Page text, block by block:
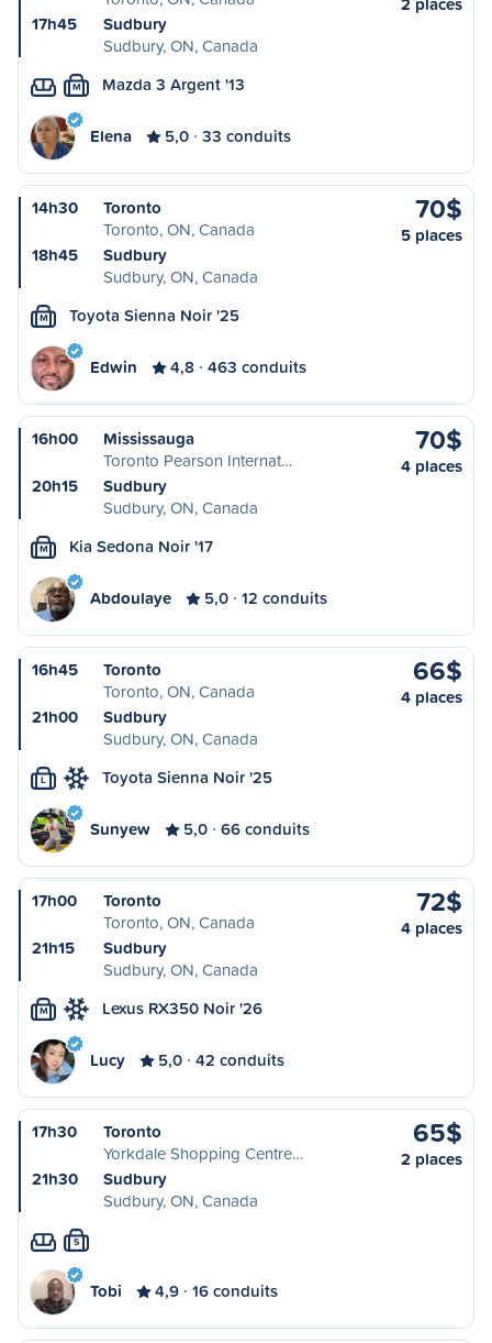
17h45
Sudbury
Sudbury, ON, Canada
M Mazda 3 Argent '13
Elena 5,0 33 conduits
14h30
Toronto
Toronto, ON, Canada
18h45
Sudbury
Sudbury, ON, Canada
70$
5 places
M Toyota Sienna Noir '25
Edwin 4,8 463 conduits
16h00
Mississauga
Toronto Pearson Internat…
20h15
Sudbury
Sudbury, ON, Canada
70$
4 places
M Kia Sedona Noir '17
Abdoulaye 5,0 12 conduits
16h45
Toronto
Toronto, ON, Canada
21h00
Sudbury
Sudbury, ON, Canada
66$
4 places
L Toyota Sienna Noir '25
Sunyew 5,0 66 conduits
17h00
Toronto
Toronto, ON, Canada
21h15
Sudbury
Sudbury, ON, Canada
72$
4 places
M Lexus RX350 Noir '26
Lucy 5,0 42 conduits
17h30
Toronto
Yorkdale Shopping Centre…
21h30
Sudbury
Sudbury, ON, Canada
65$
2 places
S
Tobi 4,9 16 conduits